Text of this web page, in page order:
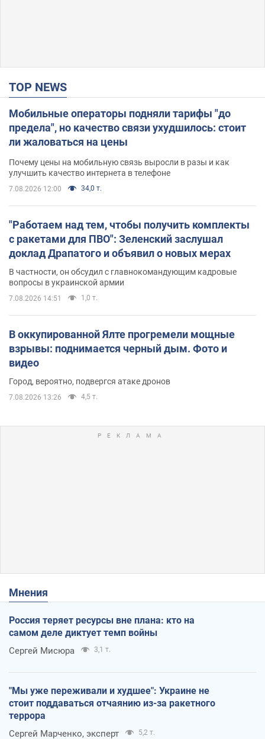
TOP NEWS
Мобильные операторы подняли тарифы "до
предела", но качество связи ухудшилось: стоит
ли жаловаться на цены
Почему цены на мобильную связь выросли в разы и как
улучшить качество интернета в телефоне
7.08.2026 12:00 34,0 т.
"Работаем над тем, чтобы получить комплекты
с ракетами для ПВО": Зеленский заслушал
доклад Драпатого и объявил о новых мерах
В частности, он обсудил с главнокомандующим кадровые
вопросы в украинской армии
7.08.2026 14:51 1,0 т.
В оккупированной Ялте прогремели мощные
взрывы: поднимается черный дым. Фото и
видео
Город, вероятно, подвергся атаке дронов
7.08.2026 13:26 4,5 т.
Мнения
Россия теряет ресурсы вне плана: кто на
самом деле диктует темп войны
Сергей Мисюра 3,1 т.
"Мы уже переживали и худшее": Украине не
стоит поддаваться отчаянию из-за ракетного
террора
Сергей Марченко, эксперт 5,2 т.